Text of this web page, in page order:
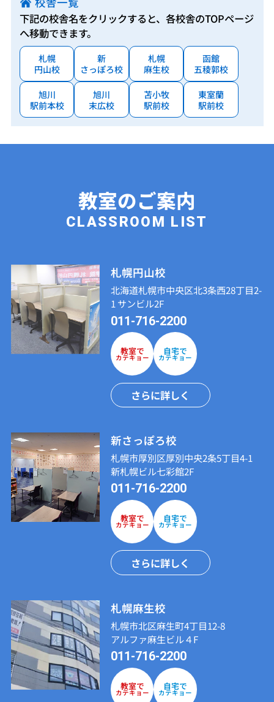
下記の校舎名をクリックすると、各校舎のTOPページ
へ移動できます。
札幌
円山校
新
さっぽろ校
札幌
麻生校
函館
五稜郭校
旭川
駅前本校
旭川
末広校
苫小牧
駅前校
東室蘭
駅前校
教室のご案内
CLASSROOM LIST
札幌円山校
北海道札幌市中央区北3条西28丁目2-
1 サンビル2F
011-716-2200
教室で
カテキョー
自宅で
カテキョー
さらに詳しく
新さっぽろ校
札幌市厚別区厚別中央2条5丁目4-1
新札幌ビル七彩館2F
011-716-2200
教室で
カテキョー
自宅で
カテキョー
さらに詳しく
札幌麻生校
札幌市北区麻生町4丁目12-8
アルファ麻生ビル４F
011-716-2200
教室で
カテキョー
自宅で
カテキョー